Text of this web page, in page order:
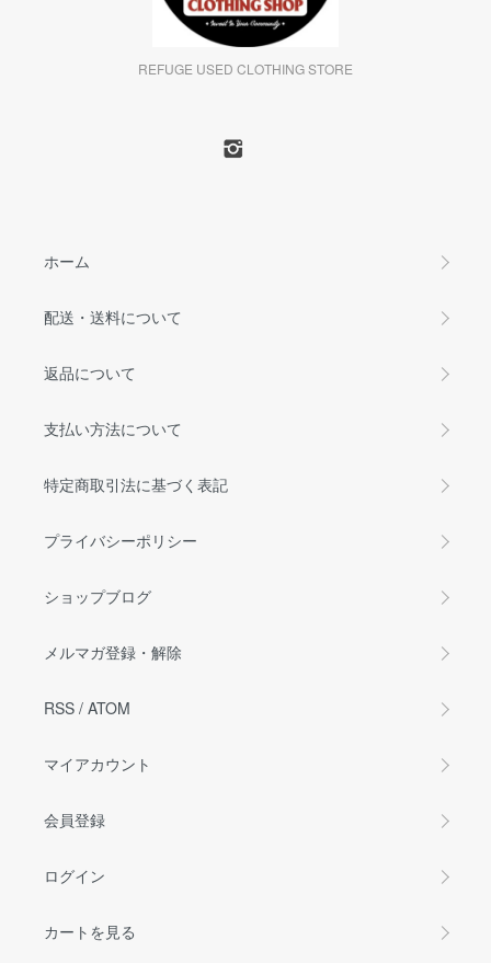
REFUGE USED CLOTHING STORE
ホーム
配送・送料について
返品について
支払い方法について
特定商取引法に基づく表記
プライバシーポリシー
ショップブログ
メルマガ登録・解除
RSS / ATOM
マイアカウント
会員登録
ログイン
カートを見る